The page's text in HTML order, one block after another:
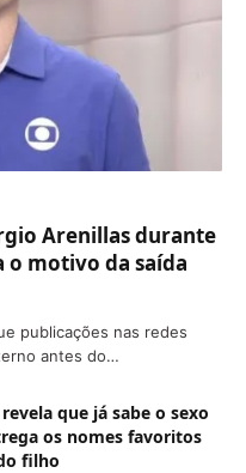
Arenillas durante
o motivo da saída
publicações nas redes
antes do…
que já sabe o sexo
os nomes favoritos
filho